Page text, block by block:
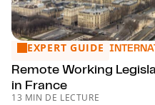
Remote Working
EXPERT GUIDE
Remote Working
in France
13 MIN DE LECTURE